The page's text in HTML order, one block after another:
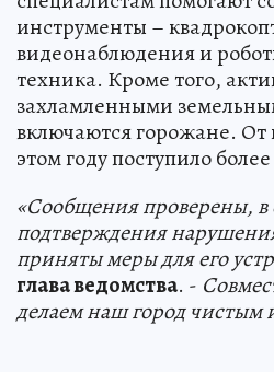
инструменты –
видеонаблюдения и
техника. Кроме того,
захламленными
включаются горожане.
этом году поступило
«Сообщения проверены, в
подтверждения
приняты меры для его
глава ведомства. -
делаем наш город